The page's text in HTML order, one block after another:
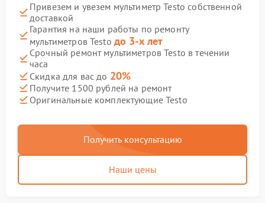
Привезем и увезем мультиметр Testo собственной
доставкой
Гарантия на наши работы по ремонту
мультиметров Testo до 3-х лет
Срочный ремонт мультиметров Testo в течении
часа
Скидка для вас до 20%
Получите 1500 рублей на ремонт
Оригинальные комплектующие Testo
Получить консультацию
Наши цены